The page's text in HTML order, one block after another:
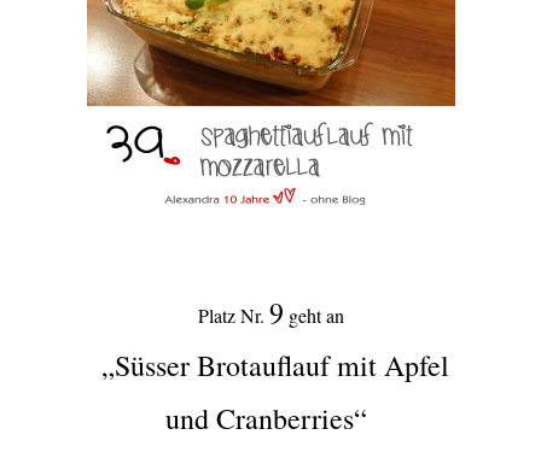
Platz Nr. 9 geht an
„Süsser Brotauflauf mit Apfel
und Cranberries“